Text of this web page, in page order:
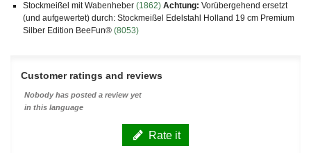
Stockmeißel mit Wabenheber (1862) Achtung: Vorübergehend ersetzt
(und aufgewertet) durch: Stockmeißel Edelstahl Holland 19 cm Premium
Silber Edition BeeFun® (8053)
Customer ratings and reviews
Nobody has posted a review yet
in this language
Rate it